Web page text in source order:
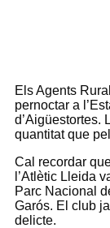
Els Agents
pernoctar a
d’Aigüestortes.
quantitat que
Cal recordar
l’Atlètic Lleida
Parc Nacional
Garós. El club
delicte.